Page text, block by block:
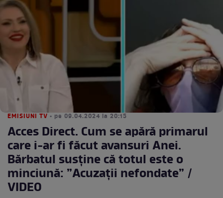
EMISIUNI TV • pe 09.04.2024 la 20:15
Acces Direct. Cum se apără primarul
care i-ar fi făcut avansuri Anei.
Bărbatul susține că totul este o
minciună: ”Acuzații nefondate” /
VIDEO